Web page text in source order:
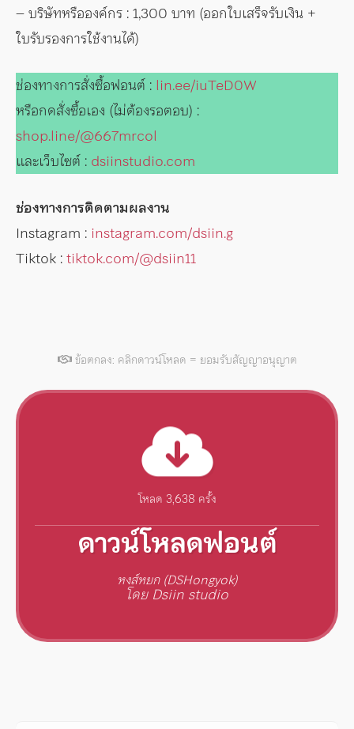
– บริษัทหรือองค์กร : 1,300 บาท (ออกใบเสร็จรับเงิน +
ใบรับรองการใช้งานได้)
ช่องทางการสั่งซื้อฟอนต์ : lin.ee/iuTeD0W
หรือกดสั่งซื้อเอง (ไม่ต้องรอตอบ) :
shop.line/@667mrcol
และเว็บไซต์ : dsiinstudio.com
ช่องทางการติดตามผลงาน
Instagram : instagram.com/dsiin.g
Tiktok :tiktok.com/@dsiin11
ข้อตกลง: คลิกดาวน์โหลด = ยอมรับสัญญาอนุญาต
โหลด 3,638 ครั้ง
ดาวน์โหลดฟอนต์
หงส์หยก (DSHongyok)
โดย Dsiin studio